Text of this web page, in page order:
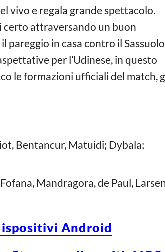
vivo e regala grande spettacolo.
certo attraversando un buon
pareggio in casa contro il
per l’Udinese, in questo
le formazioni ufficiali del match,
Bentancur, Matuidi; Dybala;
Mandragora, de Paul,
Android